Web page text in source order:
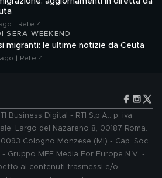
| Rete 4
SERA WEEKEND
migranti: le ultime notizie da Ceuta
| Rete 4
Business Digital - RTI S.p.A.: p. iva
Largo del Nazareno 8, 00187 Roma.
Cologno Monzese (MI) - Cap. Soc.
Gruppo MFE Media For Europe N.V. -
ai contenuti trasmessi e/o